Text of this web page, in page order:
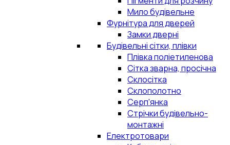
Мило будівельне
Фурнітура для дверей
Замки дверні
Будівельні сітки, плівки
Плівка поліетиленова
Сітка зварна, просічна
Склосітка
Склополотно
Серп'янка
Стрічки будівельно-
монтажні
Електротовари